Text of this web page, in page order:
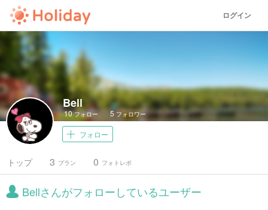
ログイン
Bell
10フォロー 5フォロワー
フォロー
トップ プラン
3 フォトレポ
0
Bellさんがフォローしているユーザー